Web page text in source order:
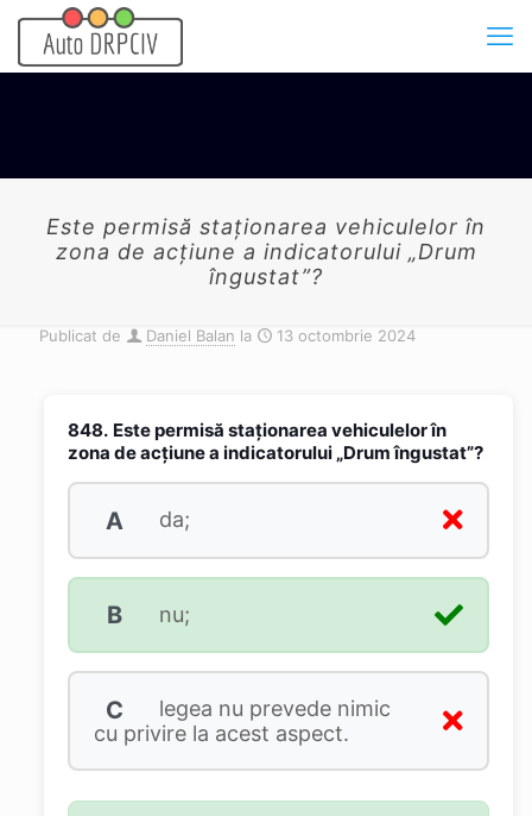
Este permisă staţionarea vehiculelor în
zona de acţiune a indicatorului „Drum
îngustat”?
Publicat de Daniel Balan la 13 octombrie 2024
848. Este permisă staţionarea vehiculelor în
zona de acţiune a indicatorului „Drum îngustat”?
A da;
B nu;
C
legea nu prevede nimic
cu privire la acest aspect.